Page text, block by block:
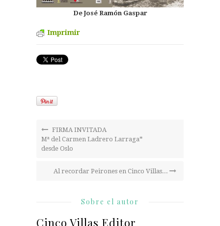
De José Ramón Gaspar
Imprimir
FIRMA INVITADA
Mª del Carmen Ladrero Larraga*
desde Oslo
Al recordar Peirones en Cinco Villas...
Sobre el autor
Cinco Villas Editor